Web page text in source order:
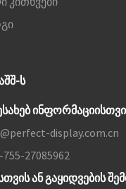
Ს
display.com.cn
755-27085962
ან გაყიდვების